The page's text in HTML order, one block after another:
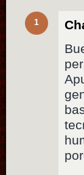
1